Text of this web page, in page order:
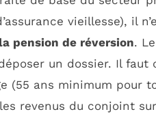
vieillesse), il
pension de réversion.
un dossier. Il faut
(55 ans minimum pour
revenus du conjoint